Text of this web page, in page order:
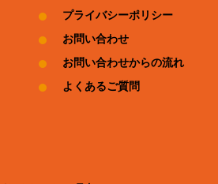
プライバシーポリシー
お問い合わせ
お問い合わせからの流れ
よくあるご質問